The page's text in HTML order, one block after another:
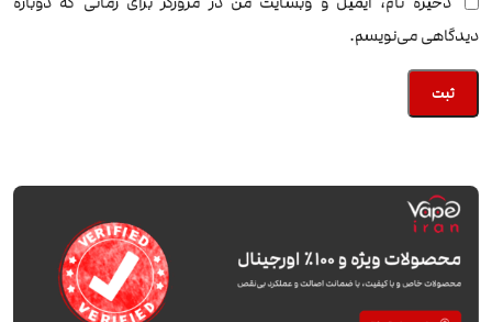
دیدگاهی می‌نویسم.